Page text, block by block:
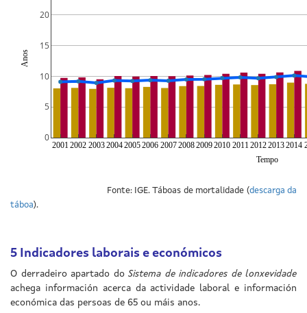
20012002 2003200420052006 2007200820092010 2011201220132014
0
5
10
15
20
Tempo
Anos
Fonte: IGE. Táboas de mortalidade (descarga da
táboa).
5 Indicadores laborais e económicos
O derradeiro apartado do Sistema de indicadores de lonxevidade
achega información acerca da actividade laboral e información
económica das persoas de 65 ou máis anos.